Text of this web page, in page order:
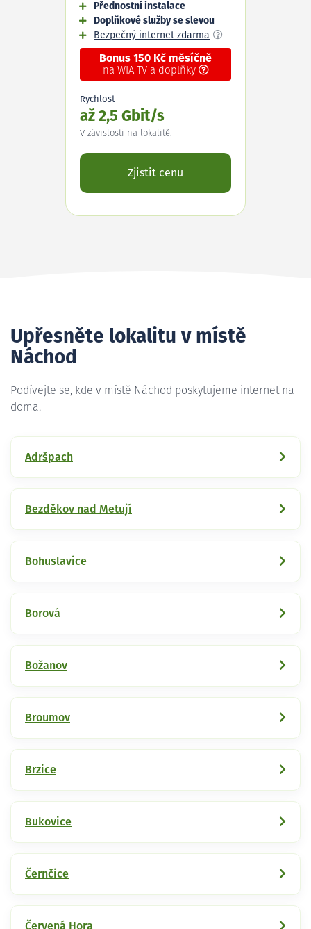
Přednostní instalace
Doplňkové služby se slevou
Bezpečný internet zdarma
Bonus 150 Kč měsíčně
na WIA TV a doplňky
Rychlost
až 2,5 Gbit/s
V závislosti na lokalitě.
Zjistit cenu
Upřesněte lokalitu v místě
Náchod
Podívejte se, kde v místě Náchod poskytujeme internet na
doma.
Adršpach
Bezděkov nad Metují
Bohuslavice
Borová
Božanov
Broumov
Brzice
Bukovice
Černčice
Červená Hora